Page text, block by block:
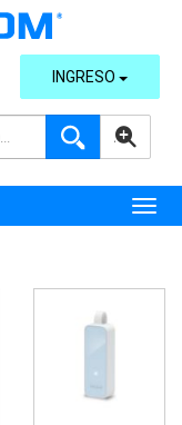
AVANZADA
INGRESO